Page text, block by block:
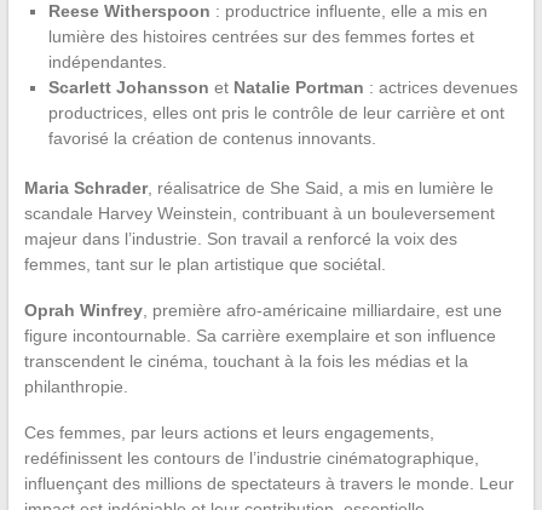
Reese Witherspoon : productrice influente, elle a mis en
lumière des histoires centrées sur des femmes fortes et
indépendantes.
Scarlett Johansson et Natalie Portman : actrices devenues
productrices, elles ont pris le contrôle de leur carrière et ont
favorisé la création de contenus innovants.
Maria Schrader, réalisatrice de She Said, a mis en lumière le
scandale Harvey Weinstein, contribuant à un bouleversement
majeur dans l’industrie. Son travail a renforcé la voix des
femmes, tant sur le plan artistique que sociétal.
Oprah Winfrey, première afro-américaine milliardaire, est une
figure incontournable. Sa carrière exemplaire et son influence
transcendent le cinéma, touchant à la fois les médias et la
philanthropie.
Ces femmes, par leurs actions et leurs engagements,
redéfinissent les contours de l’industrie cinématographique,
influençant des millions de spectateurs à travers le monde. Leur